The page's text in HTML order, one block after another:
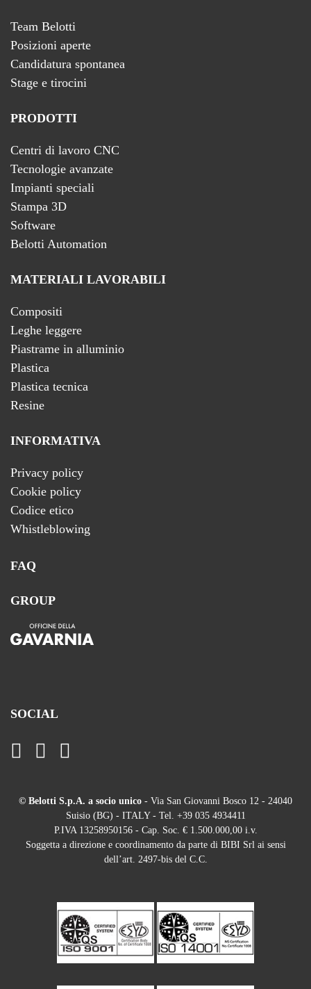
Team Belotti
Posizioni aperte
Candidatura spontanea
Stage e tirocini
PRODOTTI
Centri di lavoro CNC
Tecnologie avanzate
Impianti speciali
Stampa 3D
Software
Belotti Automation
MATERIALI LAVORABILI
Compositi
Leghe leggere
Piastrame in alluminio
Plastica
Plastica tecnica
Resine
INFORMATIVA
Privacy policy
Cookie policy
Codice etico
Whistleblowing
FAQ
GROUP
SOCIAL
© Belotti S.p.A. a socio unico - Via San Giovanni Bosco 12 - 24040
Suisio (BG) - ITALY - Tel. +39 035 4934411
P.IVA 13258950156 - Cap. Soc. € 1.500.000,00 i.v.
Soggetta a direzione e coordinamento da parte di BIBI Srl ai sensi
dell’art. 2497-bis del C.C.